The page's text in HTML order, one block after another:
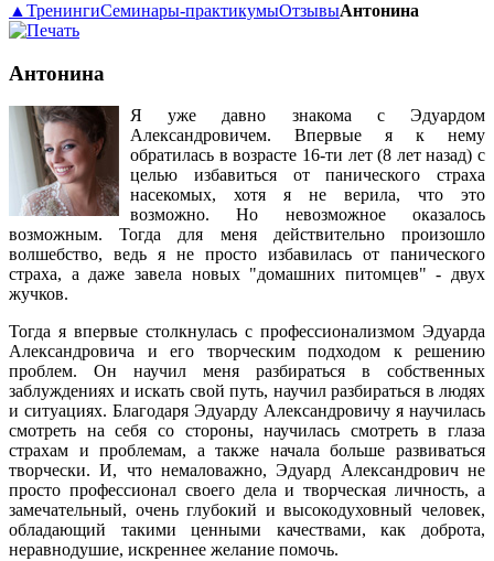
▲ ТренингиСеминары-практикумыОтзывыАнтонина
Антонина
Я уже давно знакома с Эдуардом
Александровичем. Впервые я к нему
обратилась в возрасте 16-ти лет (8 лет назад) с
целью избавиться от панического страха
насекомых, хотя я не верила, что это
возможно. Но невозможное оказалось
возможным. Тогда для меня действительно произошло
волшебство, ведь я не просто избавилась от панического
страха, а даже завела новых "домашних питомцев" - двух
жучков.
Тогда я впервые столкнулась с профессионализмом Эдуарда
Александровича и его творческим подходом к решению
проблем. Он научил меня разбираться в собственных
заблуждениях и искать свой путь, научил разбираться в людях
и ситуациях. Благодаря Эдуарду Александровичу я научилась
смотреть на себя со стороны, научилась смотреть в глаза
страхам и проблемам, а также начала больше развиваться
творчески. И, что немаловажно, Эдуард Александрович не
просто профессионал своего дела и творческая личность, а
замечательный, очень глубокий и высокодуховный человек,
обладающий такими ценными качествами, как доброта,
неравнодушие, искреннее желание помочь.